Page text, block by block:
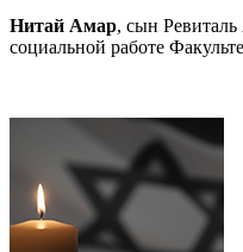
Нитай Амар, сын
социальной работе